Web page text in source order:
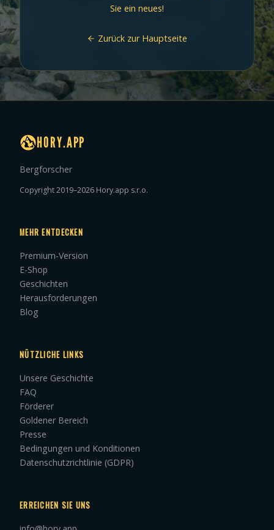
Sie ein neues!
Zurück zur Hauptseite
HORY.APP
Bergforscher
Copyright 2019–2026 Hory.app s.r.o.
MEHR ENTDECKEN
Premium-Version
E-Shop
Geschichten
Herausforderungen
Blog
NÜTZLICHE LINKS
Unsere Geschichte
FAQ
Förderer
Goldener Bereich
Presse
Bedingungen und Konditionen
Datenschutzrichtlinie (GDPR)
ERREICHEN SIE UNS